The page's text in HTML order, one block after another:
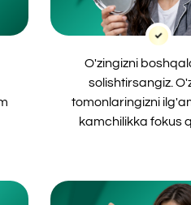
deb biladi. Ichkaridan esa